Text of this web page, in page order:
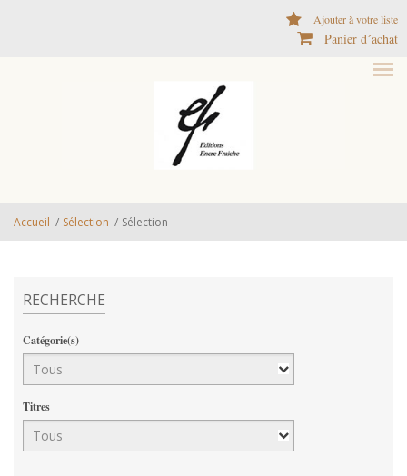
Ajouter à votre liste
Panier d´achat
Accueil / Sélection / Sélection
RECHERCHE
Catégorie(s)
Titres